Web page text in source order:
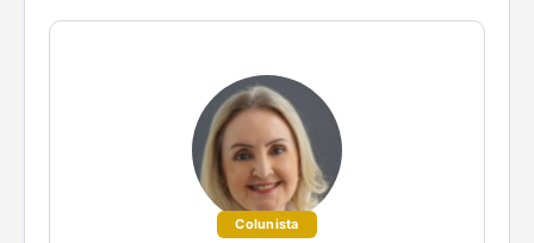
Colunista